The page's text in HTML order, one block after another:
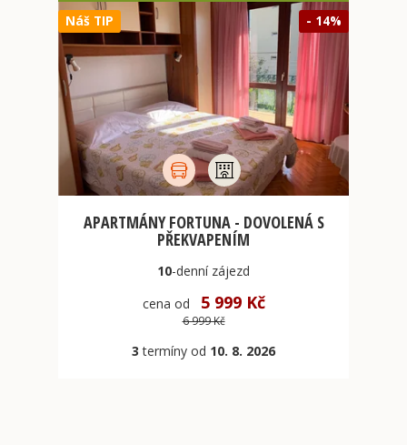
Náš TIP - 14%
APARTMÁNY FORTUNA - DOVOLENÁ S
PŘEKVAPENÍM
10-dennízájezd
cena od
5 999 Kč
6 999 Kč
3 termíny od 10. 8. 2026